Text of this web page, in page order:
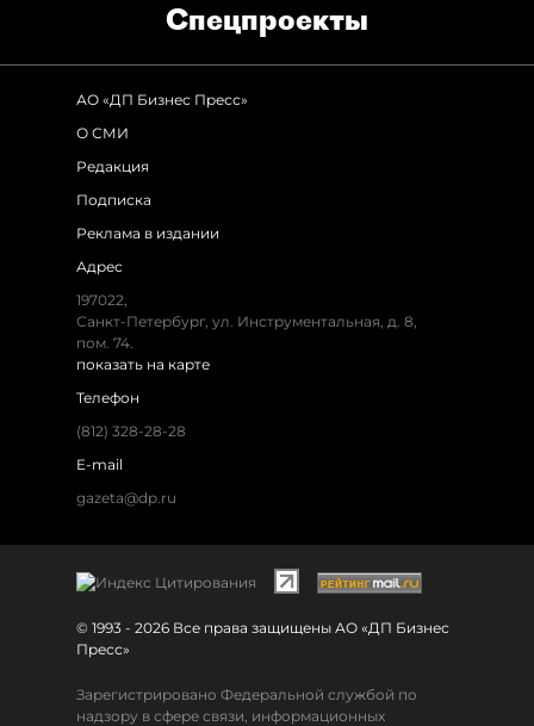
Спец­проекты
АО «ДП Бизнес Пресс»
О СМИ
Редакция
Подписка
Реклама в издании
Адрес
197022,
Санкт-Петербург, ул. Инструментальная, д. 8,
пом. 74.
показать на карте
Телефон
(812) 328-28-28
E-mail
gazeta@dp.ru
© 1993 - 2026 Все права защищены АО «ДП Бизнес
Пресс»
Зарегистрировано Федеральной службой по
надзору в сфере связи, информационных